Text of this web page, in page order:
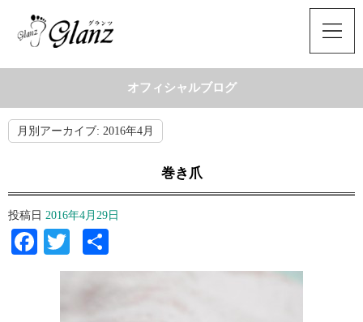
オフィシャルブログ
月別アーカイブ: 2016年4月
巻き爪
投稿日 2016年4月29日
Facebook
Twitter
有